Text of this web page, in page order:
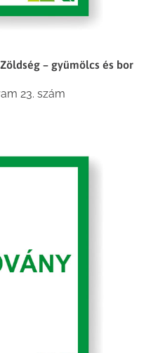
– gyümölcs és bor
23. szám